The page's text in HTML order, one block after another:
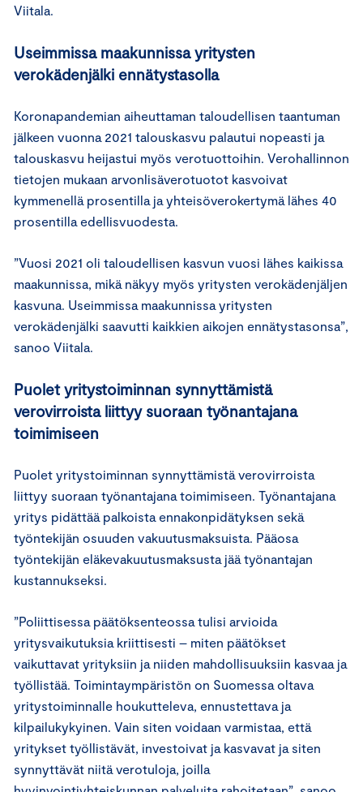
Viitala.
Useimmissa maakunnissa yritysten
verokädenjälki ennätystasolla
Koronapandemian aiheuttaman taloudellisen taantuman
jälkeen vuonna 2021 talouskasvu palautui nopeasti ja
talouskasvu heijastui myös verotuottoihin. Verohallinnon
tietojen mukaan arvonlisäverotuotot kasvoivat
kymmenellä prosentilla ja yhteisöverokertymä lähes 40
prosentilla edellisvuodesta.
”Vuosi 2021 oli taloudellisen kasvun vuosi lähes kaikissa
maakunnissa, mikä näkyy myös yritysten verokädenjäljen
kasvuna. Useimmissa maakunnissa yritysten
verokädenjälki saavutti kaikkien aikojen ennätystasonsa”,
sanoo Viitala.
Puolet yritystoiminnan synnyttämistä
verovirroista liittyy suoraan työnantajana
toimimiseen
Puolet yritystoiminnan synnyttämistä verovirroista
liittyy suoraan työnantajana toimimiseen. Työnantajana
yritys pidättää palkoista ennakonpidätyksen sekä
työntekijän osuuden vakuutusmaksuista. Pääosa
työntekijän eläkevakuutusmaksusta jää työnantajan
kustannukseksi.
”Poliittisessa päätöksenteossa tulisi arvioida
yritysvaikutuksia kriittisesti – miten päätökset
vaikuttavat yrityksiin ja niiden mahdollisuuksiin kasvaa ja
työllistää. Toimintaympäristön on Suomessa oltava
yritystoiminnalle houkutteleva, ennustettava ja
kilpailukykyinen. Vain siten voidaan varmistaa, että
yritykset työllistävät, investoivat ja kasvavat ja siten
synnyttävät niitä verotuloja, joilla